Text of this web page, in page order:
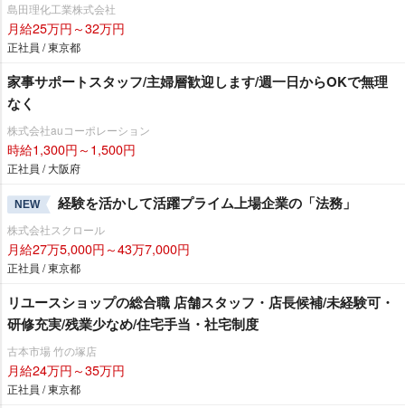
島田理化工業株式会社
月給25万円～32万円
正社員 / 東京都
家事サポートスタッフ/主婦層歓迎します/週一日からOKで無理
なく
株式会社auコーポレーション
時給1,300円～1,500円
正社員 / 大阪府
NEW 経験を活かして活躍プライム上場企業の「法務」
株式会社スクロール
月給27万5,000円～43万7,000円
正社員 / 東京都
リユースショップの総合職 店舗スタッフ・店長候補/未経験可・
研修充実/残業少なめ/住宅手当・社宅制度
古本市場 竹の塚店
月給24万円～35万円
正社員 / 東京都